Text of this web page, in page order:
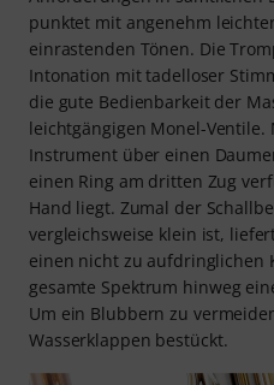
punktet mit angenehm
einrastenden Tönen. Die
Intonation mit tadelloser
die gute Bedienbarkeit der
leichtgängigen Monel-Ventile.
Instrument über einen
einen Ring am dritten Zug
Hand liegt. Zumal der
vergleichsweise klein ist,
einen nicht zu aufdringlichen
gesamte Spektrum hinweg
Um ein Blubbern zu
Wasserklappen bestückt.